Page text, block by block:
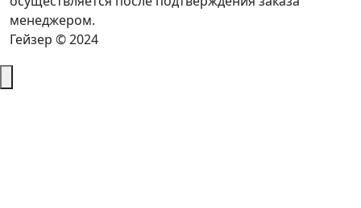
менеджером.
Гейзер © 2024